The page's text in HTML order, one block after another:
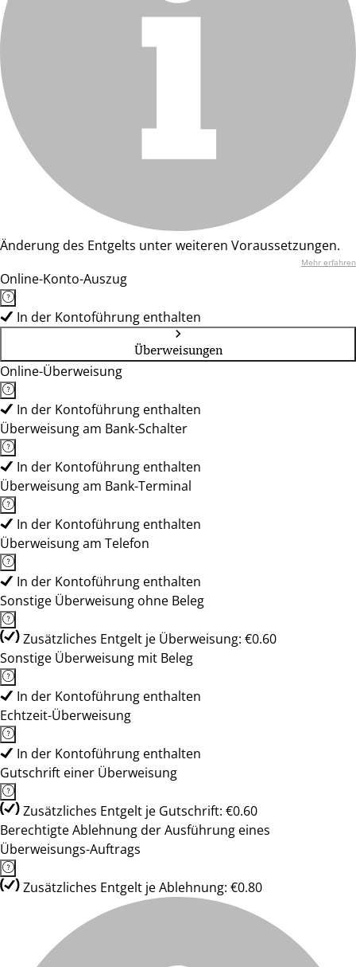
Änderung des Entgelts unter weiteren Voraussetzungen.
Mehr erfahren
Online-Konto-Auszug
In der Kontoführung enthalten
Überweisungen
Online-Überweisung
In der Kontoführung enthalten
Überweisung am Bank-Schalter
In der Kontoführung enthalten
Überweisung am Bank-Terminal
In der Kontoführung enthalten
Überweisung am Telefon
In der Kontoführung enthalten
Sonstige Überweisung ohne Beleg
Zusätzliches Entgelt je Überweisung: €0.60
Sonstige Überweisung mit Beleg
In der Kontoführung enthalten
Echtzeit-Überweisung
In der Kontoführung enthalten
Gutschrift einer Überweisung
Zusätzliches Entgelt je Gutschrift: €0.60
Berechtigte Ablehnung der Ausführung eines
Überweisungs-Auftrags
Zusätzliches Entgelt je Ablehnung: €0.80